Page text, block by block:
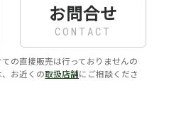
お問合せ
CONTACT
の直接販売は行っておりませんの
お近くの取扱店舗にご相談くださ